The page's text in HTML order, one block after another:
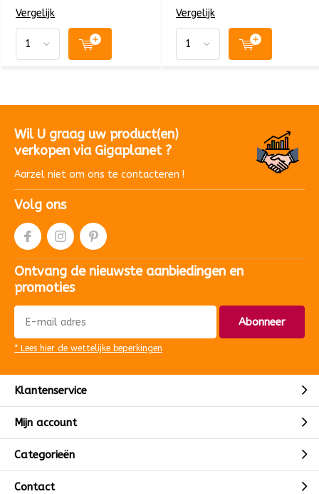
Vergelijk Vergelijk
Wil U graag uw product(en)
verkopen via Gigaplanet ?
Aarzel niet om ons te contacteren !
Volg ons
Ontvang de nieuwste aanbiedingen en
promoties
Abonneer
* Lees hier de wettelijke beperkingen
Klantenservice
Mijn account
Categorieën
Contact